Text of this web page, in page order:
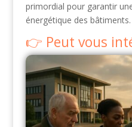
primordial pour garantir
énergétique des bâtiments.
Peut vous